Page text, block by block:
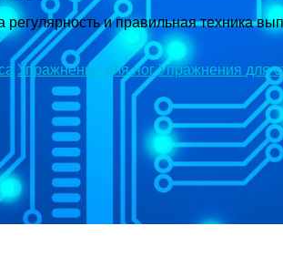
и правильная техника
Упражнения для ног Упражнения для